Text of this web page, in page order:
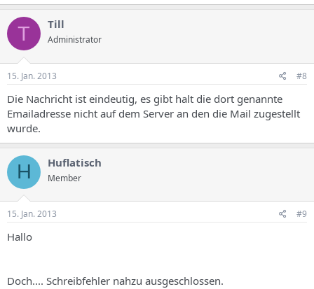
T Till
Administrator
15. Jan. 2013 #8
Die Nachricht ist eindeutig, es gibt halt die dort genannte
Emailadresse nicht auf dem Server an den die Mail zugestellt
wurde.
H Huflatisch
Member
15. Jan. 2013 #9
Hallo
Doch.... Schreibfehler nahzu ausgeschlossen.